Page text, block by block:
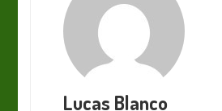
Lucas Blanco